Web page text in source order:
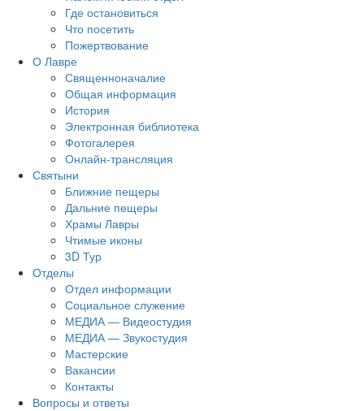
Где остановиться
Что посетить
Пожертвование
О Лавре
Священноначалие
Общая информация
История
Электронная библиотека
Фотогалерея
Онлайн-трансляция
Святыни
Ближние пещеры
Дальние пещеры
Храмы Лавры
Чтимые иконы
3D Тур
Отделы
Отдел информации
Социальное служение
МЕДИА — Видеостудия
МЕДИА — Звукостудия
Мастерские
Вакансии
Контакты
Вопросы и ответы